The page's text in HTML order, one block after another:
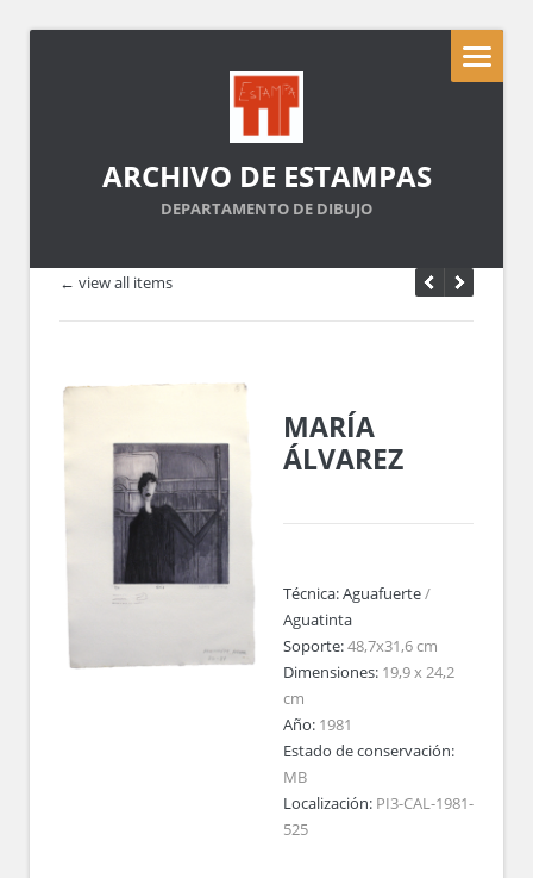
ARCHIVO DE ESTAMPAS
DEPARTAMENTO DE DIBUJO
← view all items
MARÍA
ÁLVAREZ
Técnica:Aguafuerte/
Aguatinta
Soporte:48,7x31,6 cm
Dimensiones: 19,9 x 24,2
cm
Año: 1981
Estado de conservación:
MB
Localización: PI3-CAL-1981-
525